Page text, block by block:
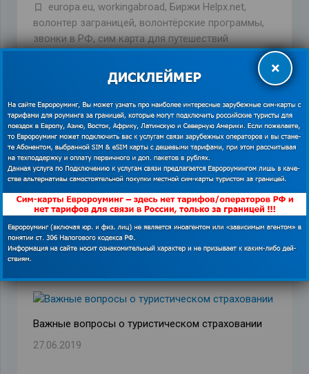
europa.eu, workingabroad, Биржи Helpx.net,
волонтер заграницей, волонтёрские программы,
звонки в РФ,сим карта для путешествий
Важные вопросы о туристическом страховании
27.06.2019
×